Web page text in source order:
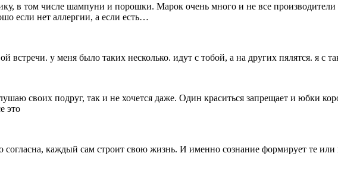
в том числе шампуни и порошки. Марок очень много и не все производители
если нет аллергии, а если есть…
встречи. у меня было таких несколько. идут с тобой, а на других пялятся. я с
своих подруг, так и не хочется даже. Один краситься запрещает и юбки
это
согласна, каждый сам строит свою жизнь. И именно сознание формирует те